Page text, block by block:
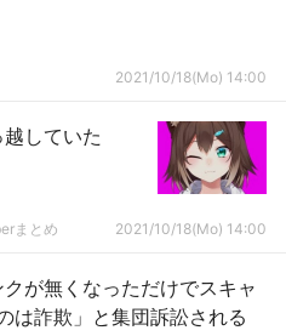
2021/10/18(Mo) 14:00
越していた
まとめ 2021/10/18(Mo) 14:00
が無くなっただけでスキャ
は詐欺」と集団訴訟される